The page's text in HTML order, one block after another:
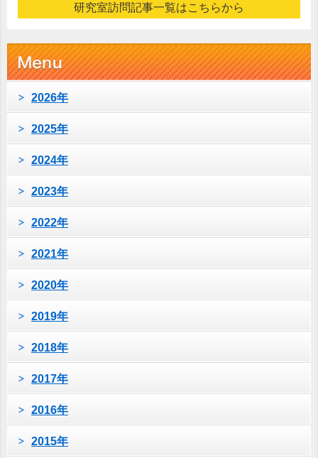
研究室訪問記事一覧はこちらから
2026年
2025年
2024年
2023年
2022年
2021年
2020年
2019年
2018年
2017年
2016年
2015年